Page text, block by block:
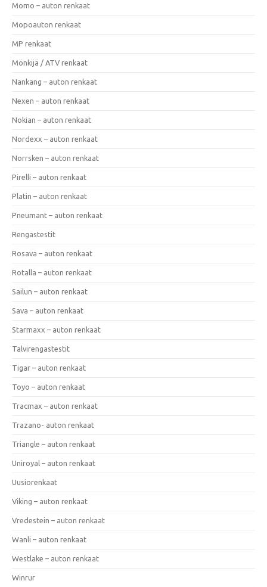
Momo – auton renkaat
Mopoauton renkaat
MP renkaat
Mönkijä / ATV renkaat
Nankang – auton renkaat
Nexen – auton renkaat
Nokian – auton renkaat
Nordexx – auton renkaat
Norrsken – auton renkaat
Pirelli – auton renkaat
Platin – auton renkaat
Pneumant – auton renkaat
Rengastestit
Rosava – auton renkaat
Rotalla – auton renkaat
Sailun – auton renkaat
Sava – auton renkaat
Starmaxx – auton renkaat
Talvirengastestit
Tigar – auton renkaat
Toyo – auton renkaat
Tracmax – auton renkaat
Trazano- auton renkaat
Triangle – auton renkaat
Uniroyal – auton renkaat
Uusiorenkaat
Viking – auton renkaat
Vredestein – auton renkaat
Wanli – auton renkaat
Westlake – auton renkaat
Winrur